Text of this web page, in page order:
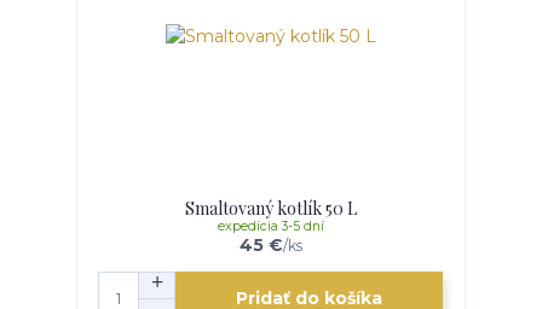
Smaltovaný kotlík 50 L
45 €/ks
expedícia 3-5 dní
Pridať do košíka